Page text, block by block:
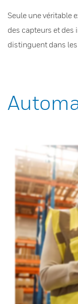
Seule une véritable
des capteurs et
distinguent dans